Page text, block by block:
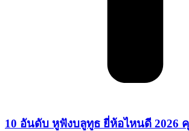
10 อันดับ หูฟังบลูทูธ ยี่ห้อไหนดี 2026